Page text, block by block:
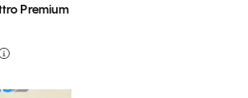
Premium